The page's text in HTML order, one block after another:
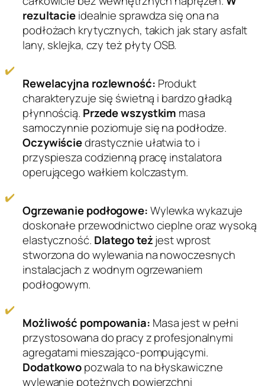
9
9
z
ł
.
ł
.
rezultacieidealnie sprawdza się ona na
podłożach krytycznych, takich jak stary asfalt
lany, sklejka, czy też płyty OSB.
✔️
Rewelacyjna rozlewność: Produkt
charakteryzuje się świetną i bardzo gładką
płynnością. Przede wszystkim masa
samoczynnie poziomuje się na podłodze.
Oczywiściedrastycznie ułatwia to i
przyspiesza codzienną pracę instalatora
operującego wałkiem kolczastym.
✔️
Ogrzewanie podłogowe:Wylewka wykazuje
doskonałe przewodnictwo cieplne oraz wysoką
elastyczność. Dlatego teżjest wprost
stworzona do wylewania na nowoczesnych
instalacjach z wodnym ogrzewaniem
podłogowym.
✔️
Możliwość pompowania: Masa jest w pełni
przystosowana do pracy z profesjonalnymi
agregatami mieszająco-pompującymi.
Dodatkowopozwala to na błyskawiczne
wylewanie potężnych powierzchni